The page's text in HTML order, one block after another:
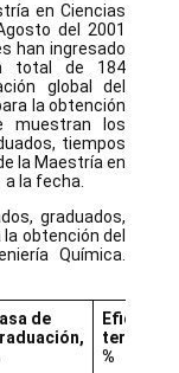
en Ciencias
del 2001
han ingresado
total de 184
global del
la obtención
muestran los
tiempos
la Maestría en
la fecha.
graduados,
obtención del
Química.
de
Eficiencia
terminal,
%